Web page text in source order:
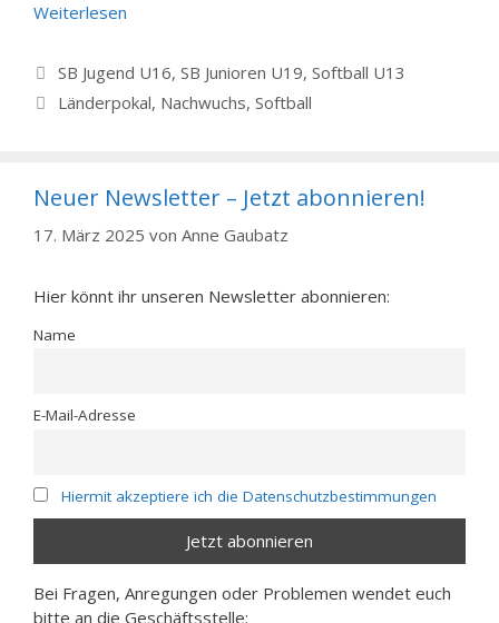
Weiterlesen
Kategorien
SB Jugend U16, SB Junioren U19, Softball U13
Schlagwörter
Länderpokal, Nachwuchs, Softball
Neuer Newsletter – Jetzt abonnieren!
17. März 2025 von Anne Gaubatz
Hier könnt ihr unseren Newsletter abonnieren:
Name
E-Mail-Adresse
Hiermit akzeptiere ich die Datenschutzbestimmungen
Bei Fragen, Anregungen oder Problemen wendet euch
bitte an die Geschäftsstelle: